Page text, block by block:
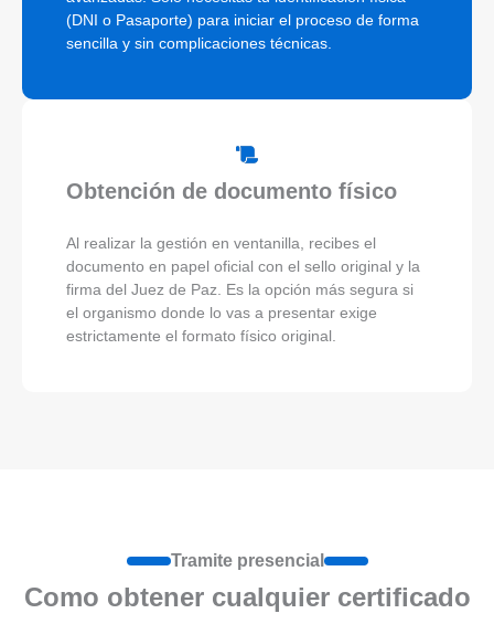
(DNI o Pasaporte) para iniciar el proceso de forma
sencilla y sin complicaciones técnicas.
Obtención de documento físico
Al realizar la gestión en ventanilla, recibes el
documento en papel oficial con el sello original y la
firma del Juez de Paz. Es la opción más segura si
el organismo donde lo vas a presentar exige
estrictamente el formato físico original.
Tramite presencial
Como obtener cualquier certificado